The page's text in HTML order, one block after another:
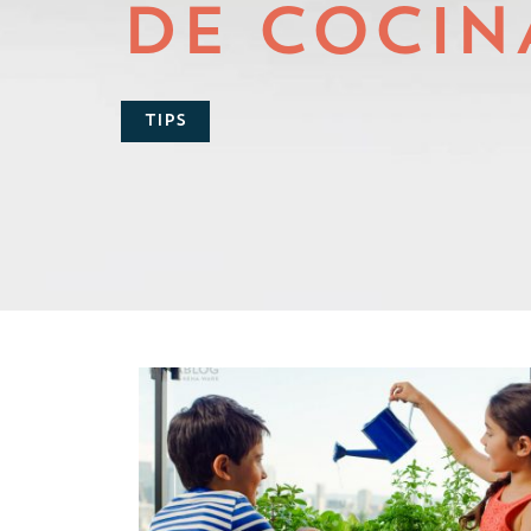
DE
TIPS